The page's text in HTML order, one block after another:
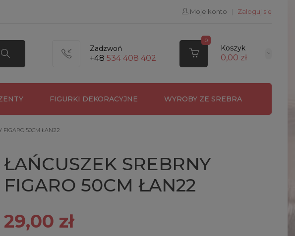
Moje konto Zaloguj się
Zadzwoń
+48 534 408 402
0
Koszyk
0,00 zł
FIGURKI DEKORACYJNE WYROBY ZE SREBRA
FIGARO 50CM ŁAN22
ŁAŃCUSZEK SREBRNY
FIGARO 50CM ŁAN22
29,00 zł